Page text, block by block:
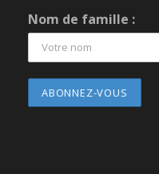
Nom de famille :